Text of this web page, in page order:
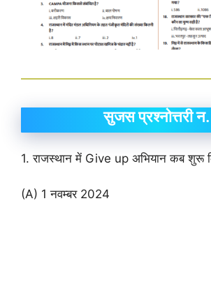
सुजस प्रश्नोत्तरी
1. राजस्थान में Give up अभियान कब शुरू
(A) 1 नवम्बर 2024